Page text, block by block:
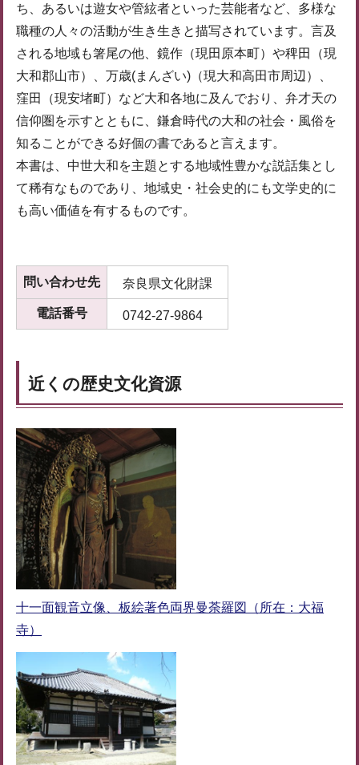
ち、あるいは遊女や管絃者といった芸能者など、多様な
職種の人々の活動が生き生きと描写されています。言及
される地域も箸尾の他、鏡作（現田原本町）や稗田（現
大和郡山市）、万歳(まんざい)（現大和高田市周辺）、
窪田（現安堵町）など大和各地に及んでおり、弁才天の
信仰圏を示すとともに、鎌倉時代の大和の社会・風俗を
知ることができる好個の書であると言えます。
本書は、中世大和を主題とする地域性豊かな説話集とし
て稀有なものであり、地域史・社会史的にも文学史的に
も高い価値を有するものです。
問い合わせ先 奈良県文化財課
電話番号 0742-27-9864
近くの歴史文化資源
十一面観音立像、板絵著色両界曼荼羅図（所在：大福
寺）